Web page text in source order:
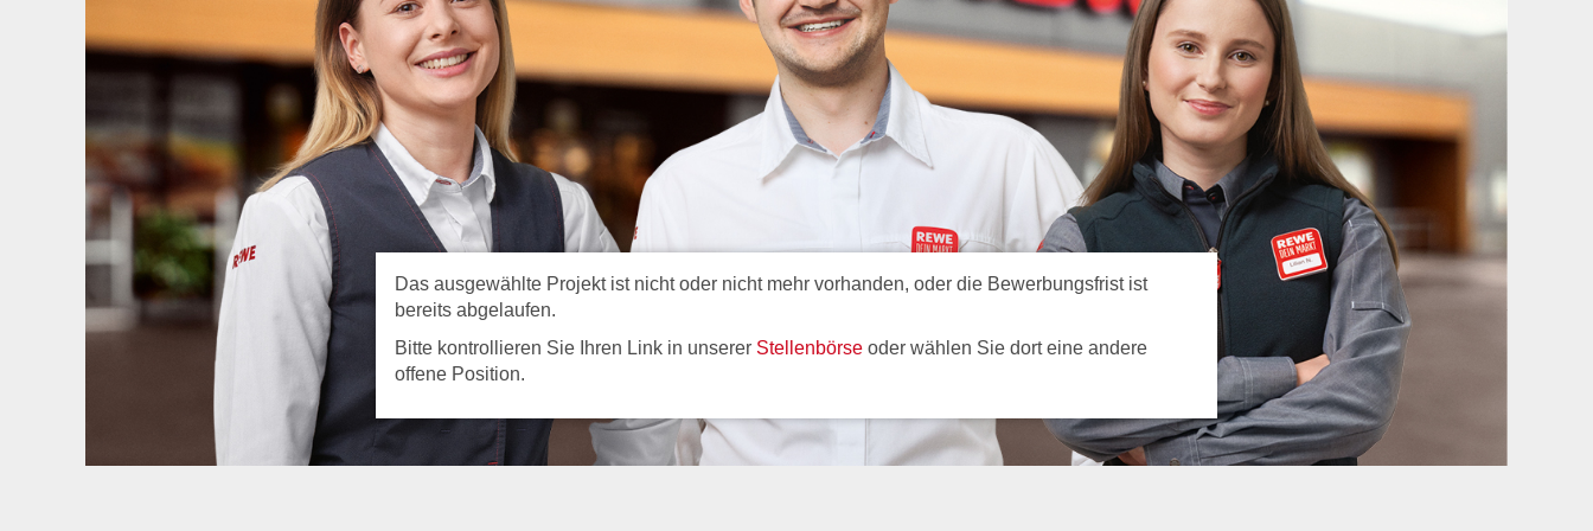
Das ausgewählte Projekt ist nicht oder nicht mehr vorhanden, oder die Bewerbungsfrist ist
bereits abgelaufen.
Bitte kontrollieren Sie Ihren Link in unserer Stellenbörse oder wählen Sie dort eine andere
offene Position.